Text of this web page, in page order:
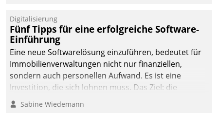
Digitalisierung
Fünf Tipps für eine erfolgreiche Software-
Einführung
Eine neue Softwarelösung einzuführen, bedeutet für
Immobilienverwaltungen nicht nur finanziellen,
sondern auch personellen Aufwand. Es ist eine
Investition, die sich lohnen muss. Das Ziel: die
nachhaltige Optimierung der Geschäftsabläufe. Damit
dieses Ziel erreicht wird, sollten einige Grundregeln
Sabine Wiedemann